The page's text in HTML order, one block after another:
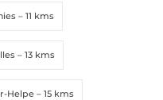
– 11 kms
– 13 kms
Helpe– 15 kms